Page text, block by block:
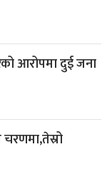
आरोपमा दुई जना
चरणमा,तेस्रो